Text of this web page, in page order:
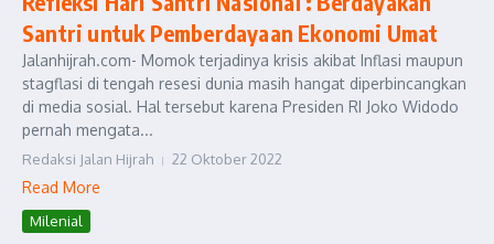
Santri untuk Pemberdayaan Ekonomi Umat
Jalanhijrah.com- Momok terjadinya krisis akibat Inflasi maupun
stagflasi di tengah resesi dunia masih hangat diperbincangkan
di media sosial. Hal tersebut karena Presiden RI Joko Widodo
pernah mengata...
Redaksi Jalan Hijrah 22 Oktober 2022
Read More
Milenial